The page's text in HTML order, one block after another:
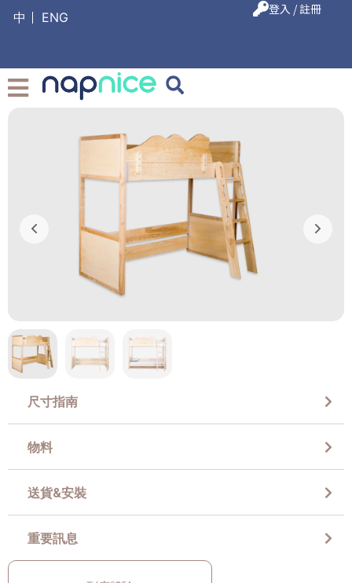
中 ENG
登入 / 註冊
尺寸指南
物料
送貨&安裝
重要訊息